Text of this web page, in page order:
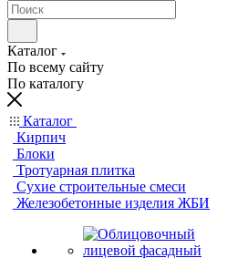
Каталог
По всему сайту
По каталогу
Каталог
Кирпич
Блоки
Тротуарная плитка
Сухие строительные смеси
Железобетонные изделия ЖБИ